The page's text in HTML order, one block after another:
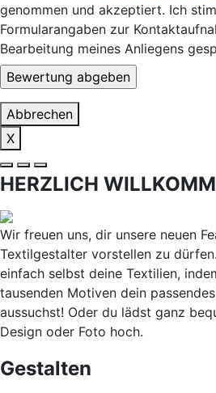
genommen und akzeptiert. Ich
Formularangaben zur
Bearbeitung meines Anliegens
Abbrechen
X
HERZLICH
Wir freuen uns, dir unsere neuen
Textilgestalter vorstellen zu
einfach selbst deine Textilien,
tausenden Motiven dein
aussuchst! Oder du lädst ganz
Design oder Foto hoch.
Gestalten